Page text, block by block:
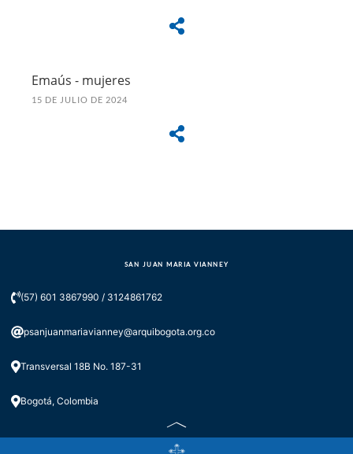
Emaús - mujeres
15 DE JULIO DE 2024
SAN JUAN MARIA VIANNEY
(57) 601 3867990 / 3124861762
psanjuanmariavianney@arquibogota.org.co
Transversal 18B No. 187-31
Bogotá, Colombia